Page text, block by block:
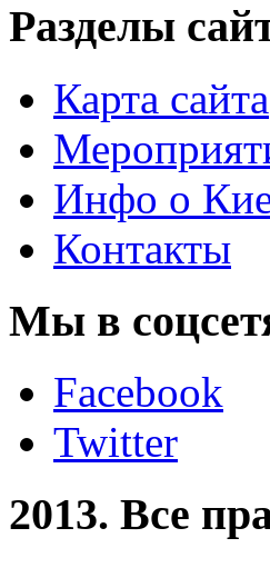
Разделы
Карта сайта
Инфо о
Контакты
Мы в
Facebook
Twitter
2013. Все